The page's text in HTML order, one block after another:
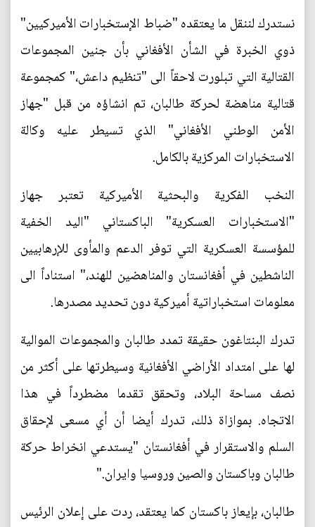
نستدرك لننقل ما يعتقده "ضباط الإستخبارات الأميركيين"
ذوي الخبرة في الشأن الأفغاني بأن جنين المجموعات
القتالية التي تبلورت لاحقاً الى "تنظيم داعش،" كمجموعة
قتالية مناهضة لحركة طالبان، تم انشاؤه من قبل "جهاز
الأمن الوطني الأفغاني" الذي تسيطر عليه وكالة
الاستخبارات المركزية بالكامل.
النخب الفكرية والبحثية الأميركية تعتبر جهاز
"الاستخبارات العسكرية" الباكستاني "اليد الخفية
للمؤسسة العسكرية التي توفر الدعم والمأوى للإرهابيين
الناشطين في أفغانستان والمناهضين للهند،" استناداً الى
معلومات استخباراتية أميركية دون تحديد مصدرها.
تدرك البنتاغون حقيقة تمدد طالبان والمجموعات الموالية
لها على امتداد الأراضي الأفغانية وسيطرتها على أكثر من
نصف مساحة البلاد، وتحقق تقدما مضطرداً في هذا
الاتجاه. بموازاة ذلك، تدرك أيضا أن أي مسعى لإحقاق
السلم والاستقرار في أفغانستان "يستدعي انخراط حركة
طالبان وباكستان والصين وروسيا وايران."
طالبان، بإيعاز باكستان كما يعتقد، ردت على إعلان الرئيس